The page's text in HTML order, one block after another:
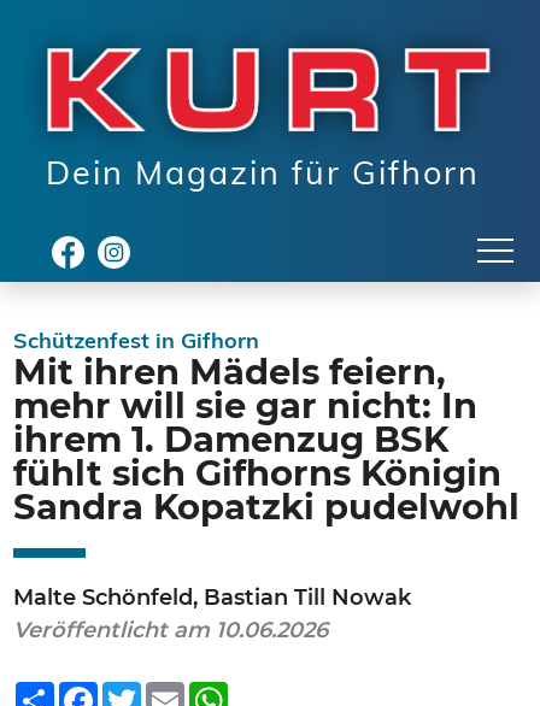
Dein Magazin für Gifhorn
Schützenfest in Gifhorn
Mit ihren Mädels feiern,
mehr will sie gar nicht: In
ihrem 1. Damenzug BSK
fühlt sich Gifhorns Königin
Sandra Kopatzki pudelwohl
Malte Schönfeld, Bastian Till Nowak
Veröffentlicht am 10.06.2026
TeilenFacebook
Twitter
EmailWhatsApp